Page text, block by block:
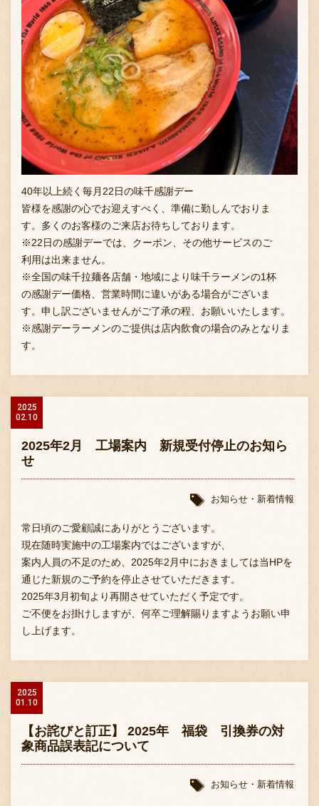
40年以上続く毎月22日の味千感謝デー
皆様を感謝の心でお迎えすべく、準備に勤しんでおりま
す。多くのお客様のご来店お待ちしております。
※22日の感謝デーでは、クーポン、その他サービスのご
利用は出来ません。
※全国の味千拉麺各店舗・地域により味千ラーメンの1杯
の感謝デー価格、営業時間に違いがある場合がございま
す。申し訳ございませんがご了承の程、お願いいたします。
※感謝デーラーメンのご提供は店内飲食の場合のみとなりま
す。
2025
02.10
2025年2月 工場案内 新規受付停止のお知ら
せ
お知らせ・新着情報
常日頃のご愛顧誠にありがとうございます。
現在随時実施中の工場案内ではございますが、
案内人員の不足のため、2025年2月中におきましては当HPを
通じた新規のご予約を停止させていただきます。
2025年3月初旬より再開させていただく予定です。
ご不便をお掛けしますが、何卒ご理解賜りますようお願い申
し上げます。
2025
01.10
【お詫びと訂正】 2025年 福袋 引換券の対
象商品誤表記について
お知らせ・新着情報